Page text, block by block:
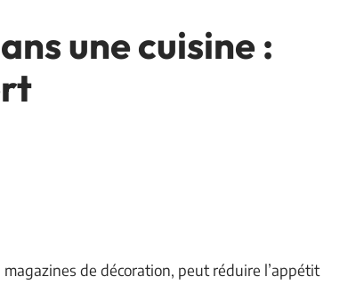
une cuisine :
de décoration, peut réduire l’appétit